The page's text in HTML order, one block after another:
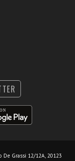
De Grassi 12/12A, 20123